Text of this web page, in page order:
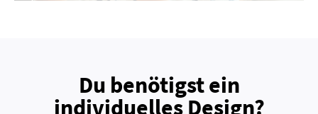
Du benötigst ein
individuelles Design?